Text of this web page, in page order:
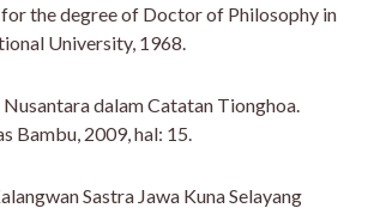
the degree of Doctor of Philosophy in
University, 1968.
dalam Catatan Tionghoa.
Bambu, 2009, hal: 15.
Sastra Jawa Kuna Selayang